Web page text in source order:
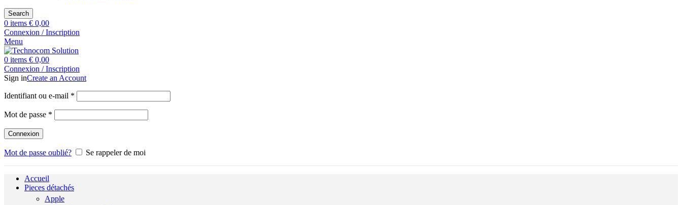
Search
0 items € 0,00
Connexion / Inscription
Menu
0 items € 0,00
Connexion / Inscription
Sign inCreate an Account
Identifiant ou e-mail *
Mot de passe *
Connexion
Mot de passe oublié? Se rappeler de moi
Accueil
Pieces détachés
Apple